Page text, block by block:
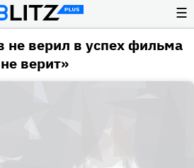
☰
верил в успех фильма
верит»